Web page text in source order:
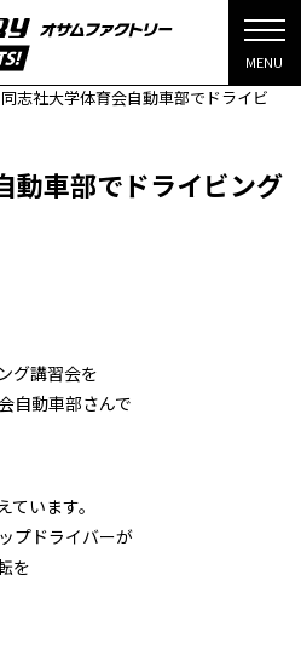
MENU
同志社大学体育会自動車部でドライビ
動車部でドライビング
グ講習会を
自動車部さんで
います。
プドライバーが
を